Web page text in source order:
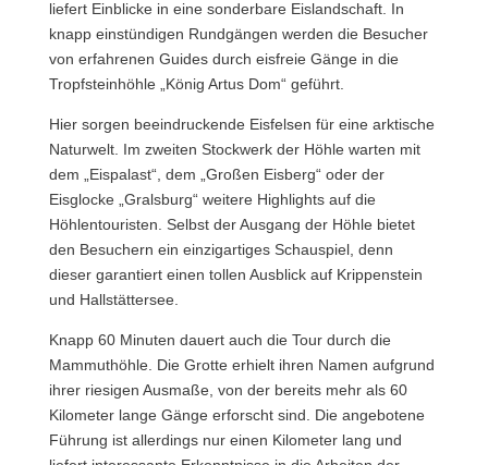
liefert Einblicke in eine sonderbare Eislandschaft. In
knapp einstündigen Rundgängen werden die Besucher
von erfahrenen Guides durch eisfreie Gänge in die
Tropfsteinhöhle „König Artus Dom“ geführt.
Hier sorgen beeindruckende Eisfelsen für eine arktische
Naturwelt. Im zweiten Stockwerk der Höhle warten mit
dem „Eispalast“, dem „Großen Eisberg“ oder der
Eisglocke „Gralsburg“ weitere Highlights auf die
Höhlentouristen. Selbst der Ausgang der Höhle bietet
den Besuchern ein einzigartiges Schauspiel, denn
dieser garantiert einen tollen Ausblick auf Krippenstein
und Hallstättersee.
Knapp 60 Minuten dauert auch die Tour durch die
Mammuthöhle. Die Grotte erhielt ihren Namen aufgrund
ihrer riesigen Ausmaße, von der bereits mehr als 60
Kilometer lange Gänge erforscht sind. Die angebotene
Führung ist allerdings nur einen Kilometer lang und